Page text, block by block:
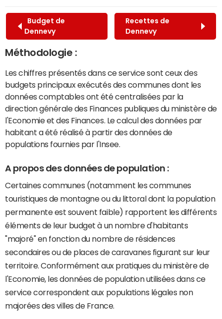
Budget de
Dennevy
Recettes de
Dennevy
Méthodologie :
Les chiffres présentés dans ce service sont ceux des
budgets principaux exécutés des communes dont les
données comptables ont été centralisées par la
direction générale des Finances publiques du ministère de
l'Economie et des Finances. Le calcul des données par
habitant a été réalisé à partir des données de
populations fournies par l'Insee.
A propos des données de population :
Certaines communes (notamment les communes
touristiques de montagne ou du littoral dont la population
permanente est souvent faible) rapportent les différents
éléments de leur budget à un nombre d'habitants
"majoré" en fonction du nombre de résidences
secondaires ou de places de caravanes figurant sur leur
territoire. Conformément aux pratiques du ministère de
l'Economie, les données de population utilisées dans ce
service correspondent aux populations légales non
majorées des villes de France.